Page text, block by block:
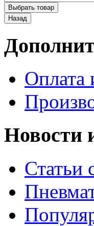
Оплата
Новости
Статьи